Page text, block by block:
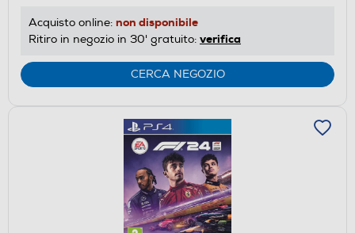
Acquisto online: non disponibile
Ritiro in negozio in 30' gratuito: verifica
CERCA NEGOZIO